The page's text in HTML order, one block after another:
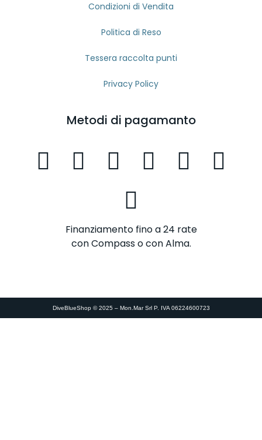
Condizioni di Vendita
Politica di Reso
Tessera raccolta punti
Privacy Policy
Metodi di pagamanto
Finanziamento fino a 24 rate
con Compass o con Alma.
DiveBlueShop © 2025 – Mon.Mar Srl P. IVA 06224600723